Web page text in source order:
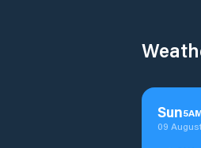
Sun5
09